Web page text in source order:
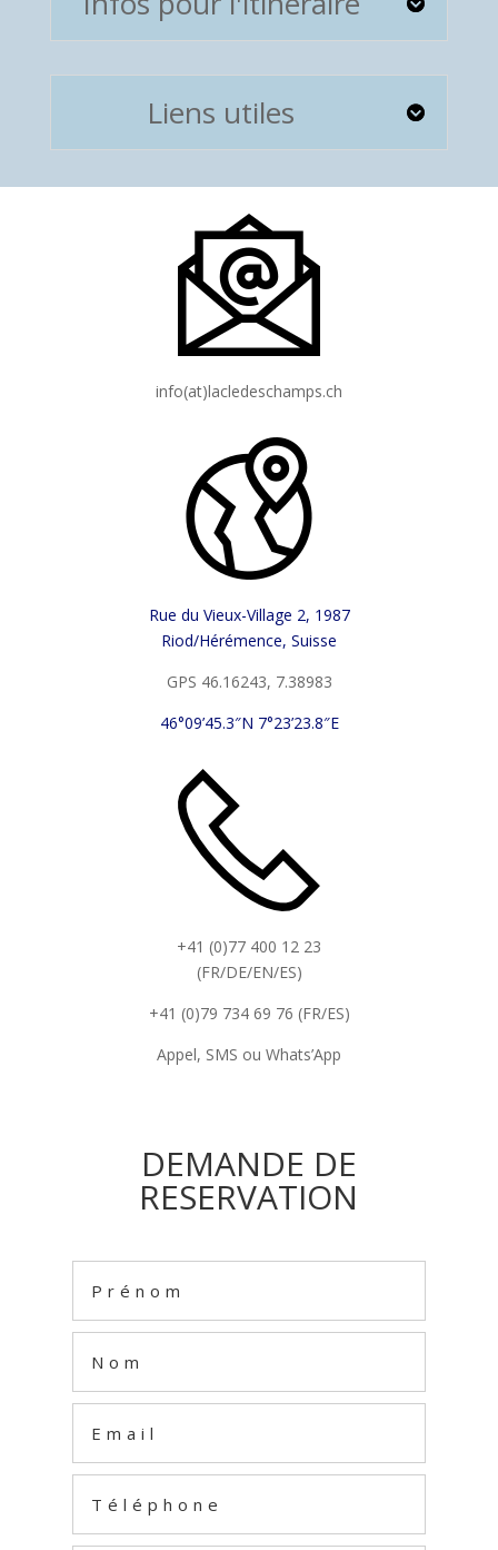
Liens utiles
info(at)lacledeschamps.ch
Rue du Vieux-Village 2, 1987
Riod/Hérémence, Suisse
GPS 46.16243, 7.38983
46°09’45.3″N 7°23’23.8″E
+41 (0)77 400 12 23
(FR/DE/EN/ES)
+41 (0)79 734 69 76 (FR/ES)
Appel, SMS ou Whats’App
DEMANDE DE
RESERVATION